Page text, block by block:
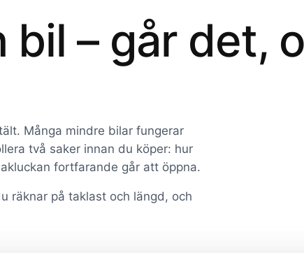
bil – går det,
Många mindre bilar fungerar
två saker innan du köper: hur
fortfarande går att öppna.
räknar på taklast och längd, och